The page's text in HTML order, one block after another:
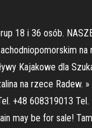
18 i 36 osób.
na
Kajakowe dla
na rzece Radew. »
+48 608319013
may be for sale!